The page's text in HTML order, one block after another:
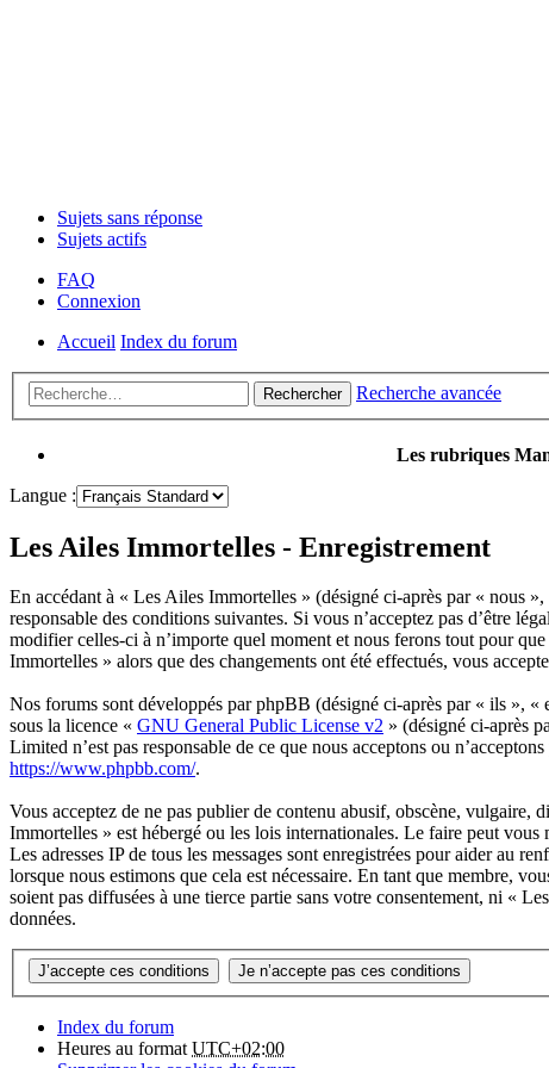
Sujets sans réponse
Sujets actifs
FAQ
Connexion
Accueil Index du forum
Rechercher Recherche avancée
Les rubriques
Langue :
Les Ailes Immortelles - Enregistrement
En accédant à « Les Ailes Immortelles » (désigné ci-après par « nous
responsable des conditions suivantes. Si vous n’acceptez pas d’être
modifier celles-ci à n’importe quel moment et nous ferons tout pour
Immortelles » alors que des changements ont été effectués, vous
Nos forums sont développés par phpBB (désigné ci-après par « ils
sous la licence « GNU General Public License v2 » (désigné ci-après
Limited n’est pas responsable de ce que nous acceptons ou
https://www.phpbb.com/.
Vous acceptez de ne pas publier de contenu abusif, obscène, vulgaire,
Immortelles » est hébergé ou les lois internationales. Le faire peut
Les adresses IP de tous les messages sont enregistrées pour aider au
lorsque nous estimons que cela est nécessaire. En tant que membre,
soient pas diffusées à une tierce partie sans votre consentement, ni «
données.
Index du forum
Heures au format UTC+02:00